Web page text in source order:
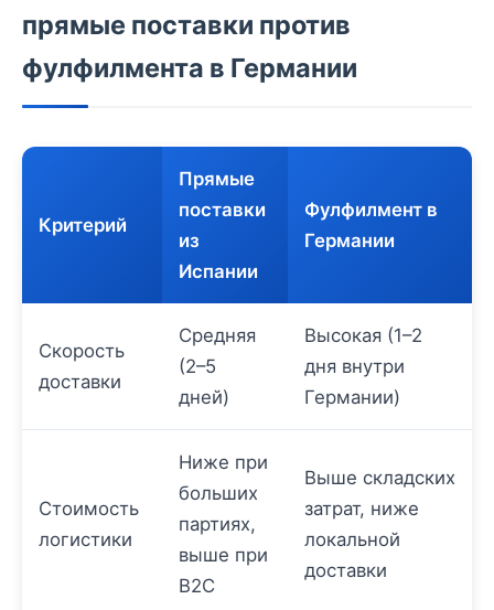
прямые поставки против
фулфилмента в Германии
Критерий
Прямые
поставки
из
Испании
Фулфилмент в
Германии
Скорость
доставки
Средняя
(2–5
дней)
Высокая (1–2
дня внутри
Германии)
Стоимость
логистики
Ниже при
больших
партиях,
выше при
B2C
Выше складских
затрат, ниже
локальной
доставки